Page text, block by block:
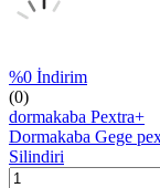
%0 İndirim
(0)
dormakaba Pextra+
Dormakaba Gege
Silindiri